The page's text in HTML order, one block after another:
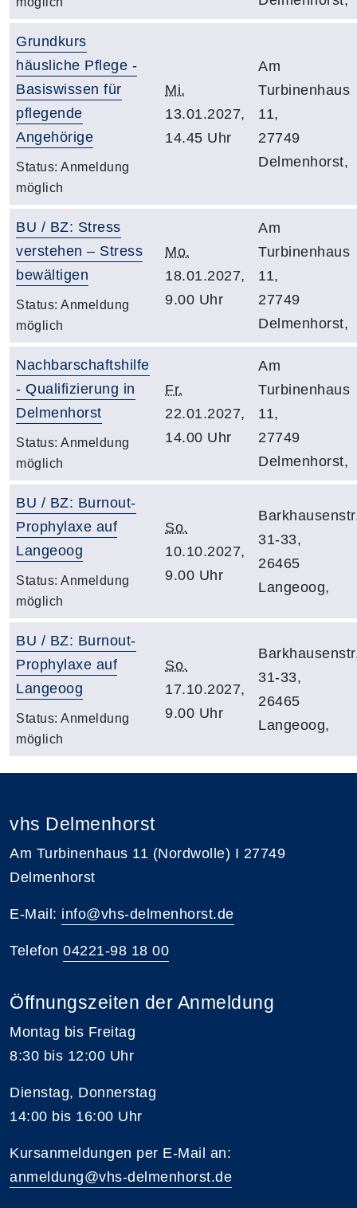
Grundkurs
häusliche Pflege -
Basiswissen für
pflegende
Angehörige
Status: Anmeldung
möglich
Mi.
13.01.2027,
14.45 Uhr
Am
Turbinenhaus
11,
27749
Delmenhorst,
BU / BZ: Stress
verstehen – Stress
bewältigen
Status: Anmeldung
möglich
Mo.
18.01.2027,
9.00 Uhr
Am
Turbinenhaus
11,
27749
Delmenhorst,
Nachbarschaftshilfe
- Qualifizierung in
Delmenhorst
Status: Anmeldung
möglich
Fr.
22.01.2027,
14.00 Uhr
Am
Turbinenhaus
11,
27749
Delmenhorst,
BU / BZ: Burnout-
Prophylaxe auf
Langeoog
Status: Anmeldung
möglich
So.
10.10.2027,
9.00 Uhr
31-33,
26465
Langeoog,
BU / BZ: Burnout-
Prophylaxe auf
Langeoog
Status: Anmeldung
möglich
So.
17.10.2027,
9.00 Uhr
31-33,
26465
Langeoog,
vhs Delmenhorst
Am Turbinenhaus 11 (Nordwolle) I 27749
Delmenhorst
E-Mail: info@vhs-delmenhorst.de
Telefon 04221-98 18 00
Öffnungszeiten der Anmeldung
Montag bis Freitag
8:30 bis 12:00 Uhr
Dienstag, Donnerstag
14:00 bis 16:00 Uhr
Kursanmeldungen per E-Mail an:
anmeldung@vhs-delmenhorst.de